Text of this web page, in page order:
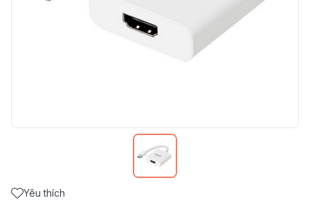
Yêu thích